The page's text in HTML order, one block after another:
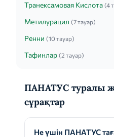
Транексамовая Кислота (4
Метилурацил (7 тауар)
Ренни (10 тауар)
Тафинлар (2 тауар)
ПАНАТУС туралы
сұрақтар
Не үшін ПАНАТУС